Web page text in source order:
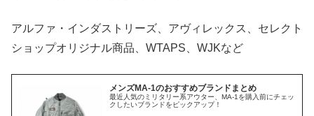
アルファ・インダストリーズ、アヴィレックス、セレクト
ショップオリジナル商品、WTAPS、WJKなど
メンズMA-1のおすすめブランドまとめ
最近人気のミリタリー系アウター、MA-1を購入前にチェッ
クしたいブランドをピックアップ！